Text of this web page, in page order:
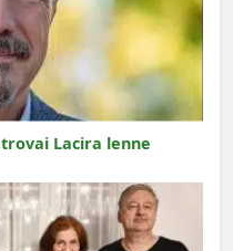
Lacira lenne